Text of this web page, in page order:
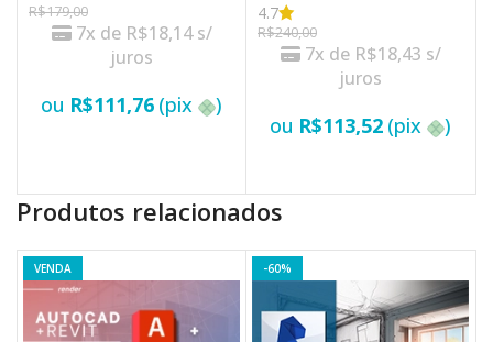
R$179,00
7x de R$18,14 s/
juros
ou R$111,76 (pix )
4.7
R$240,00
7x de R$18,43 s/
juros
ou R$113,52 (pix )
Produtos relacionados
VENDA -60%